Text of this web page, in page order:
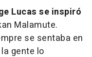
Lucas se inspiró
Malamute.
se sentaba en
gente lo